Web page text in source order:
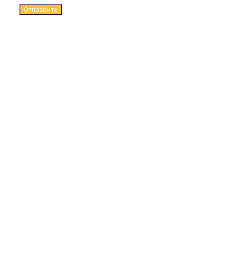
Отправить